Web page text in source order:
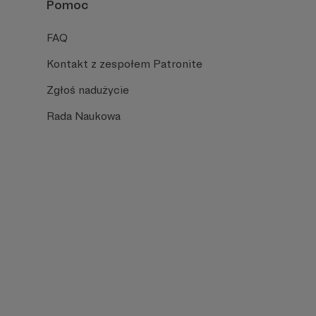
Pomoc
FAQ
Kontakt z zespołem Patronite
Zgłoś nadużycie
Rada Naukowa